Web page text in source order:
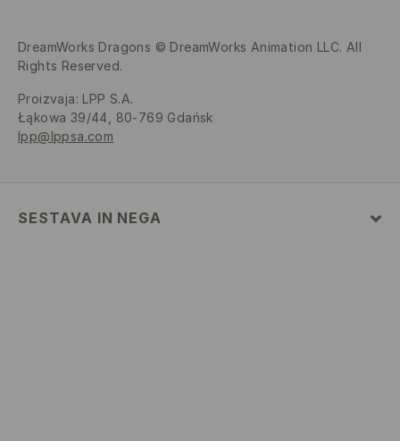
DreamWorks Dragons © DreamWorks Animation LLC. All
Rights Reserved.
Proizvaja: LPP S.A.
Łąkowa 39/44, 80-769 Gdańsk
lpp@lppsa.com
SESTAVA IN NEGA